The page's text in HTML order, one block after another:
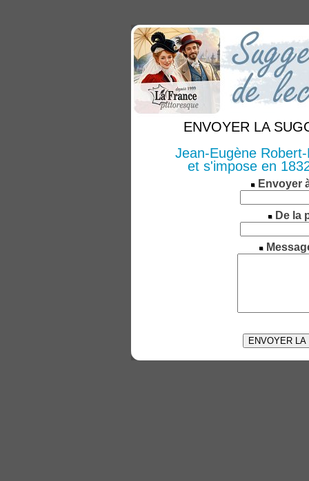
ENVOYER LA
Jean-Eugène
et s'impose en
Envoyer
De la